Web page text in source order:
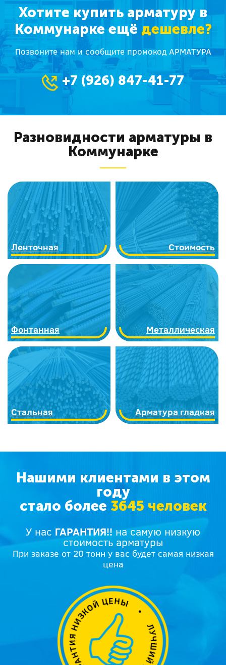
Хотите купить арматуру в
Коммунарке ещё дешевле?
Позвоните нам и сообщите промокод АРМАТУРА
+7 (926) 847-41-77
Разновидности арматуры в
Коммунарке
Ленточная Стоимость
Фонтанная Металлическая
Стальная Арматура гладкая
Нашими клиентами в этом
году
стало более 3645 человек
У нас ГАРАНТИЯ!! на самую низкую
стоимость арматуры
При заказе от 20 тонн у вас будет самая низкая
цена